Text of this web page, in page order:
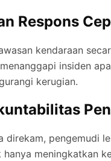
Respons
kendaraan
insiden
kerugian.
pengemudi
meningkatkan